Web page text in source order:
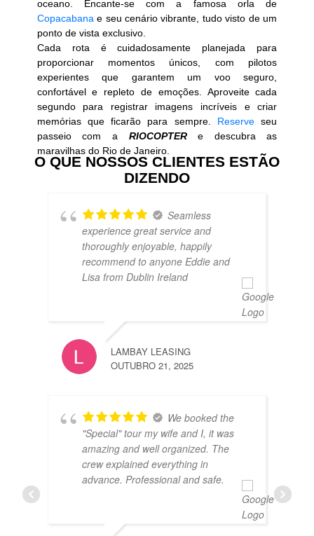
oceano. Encante-se com a famosa orla de
Copacabanae seu cenário vibrante, tudo visto de um
ponto de vista exclusivo.
Cada rota é cuidadosamente planejada para
proporcionar momentos únicos, com pilotos
experientes que garantem um voo seguro,
confortável e repleto de emoções. Aproveite cada
segundo para registrar imagens incríveis e criar
memórias que ficarão para sempre. Reserve seu
passeio com a RIOCOPTER
e descubra as
maravilhas do Rio de Janeiro.
O QUE NOSSOS CLIENTES ESTÃO
DIZENDO
Seamless
experience great service and
thoroughly enjoyable, happily
recommend to anyone Eddie and
Lisa from Dublin Ireland
LAMBAY LEASING
OUTUBRO 21, 2025
We booked the
"Special" tour my wife and I, it was
amazing and well organized. The
crew explained everything in
advance. Professional and safe.